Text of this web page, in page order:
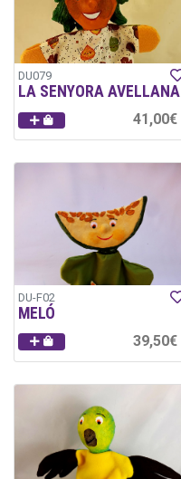
DU079
LA SENYORA AVELLANA
41,00€
DU-F02
MELÓ
39,50€